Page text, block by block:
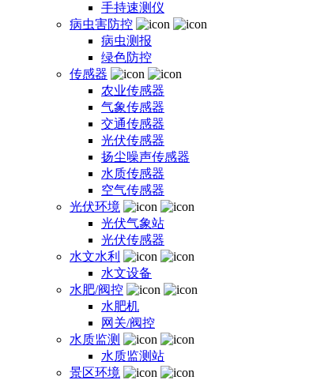
手持速测仪
病虫害防控
病虫测报
绿色防控
传感器
农业传感器
气象传感器
交通传感器
光伏传感器
扬尘噪声传感器
水质传感器
空气传感器
光伏环境
光伏气象站
光伏传感器
水文水利
水文设备
水肥/阀控
水肥机
网关/阀控
水质监测
水质监测站
景区环境